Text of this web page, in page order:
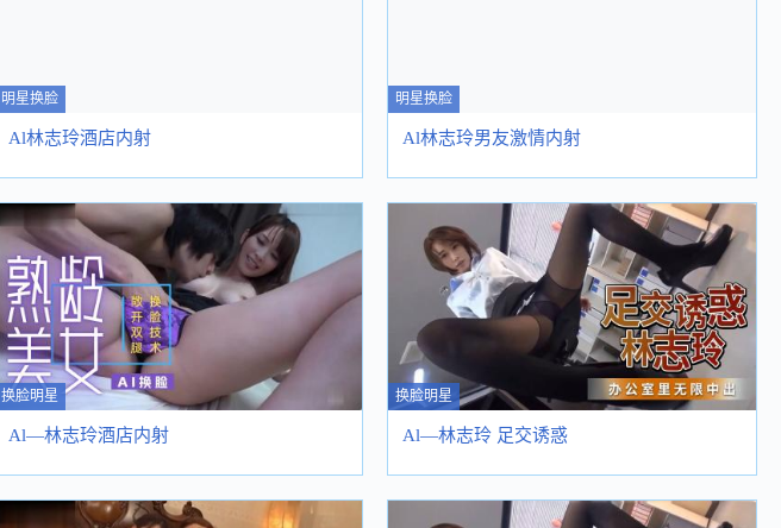
明星换脸
Al林志玲酒店内射
明星换脸
Al林志玲男友激情内射
换脸明星
Al—林志玲酒店内射
换脸明星
Al—林志玲 足交诱惑